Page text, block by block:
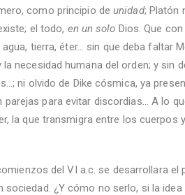
como principio de unidad; Platón
el todo, en un solo Dios. Que
tierra, éter... sin que deba faltar
necesidad humana del orden; y sin
ni olvido de Dike cósmica, ya
para evitar discordias... A lo
la que transmigra entre los cuerpos
del VI a.c. se desarrollara el
sociedad. ¿Y cómo no serlo, si la idea